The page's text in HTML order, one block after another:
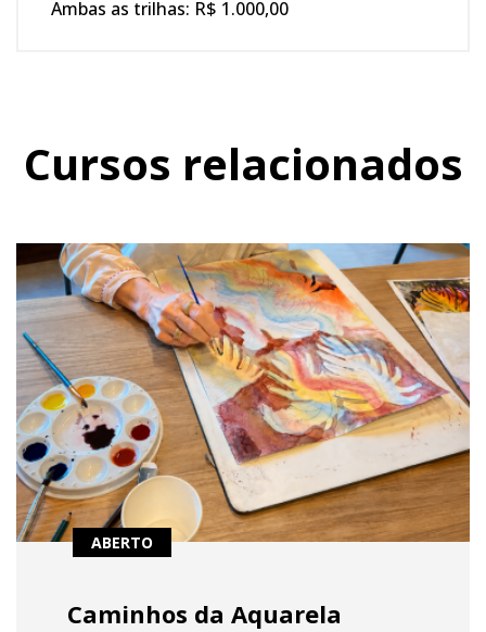
Ambas as trilhas: R$ 1.000,00
Cursos relacionados
ABERTO
Caminhos da Aquarela